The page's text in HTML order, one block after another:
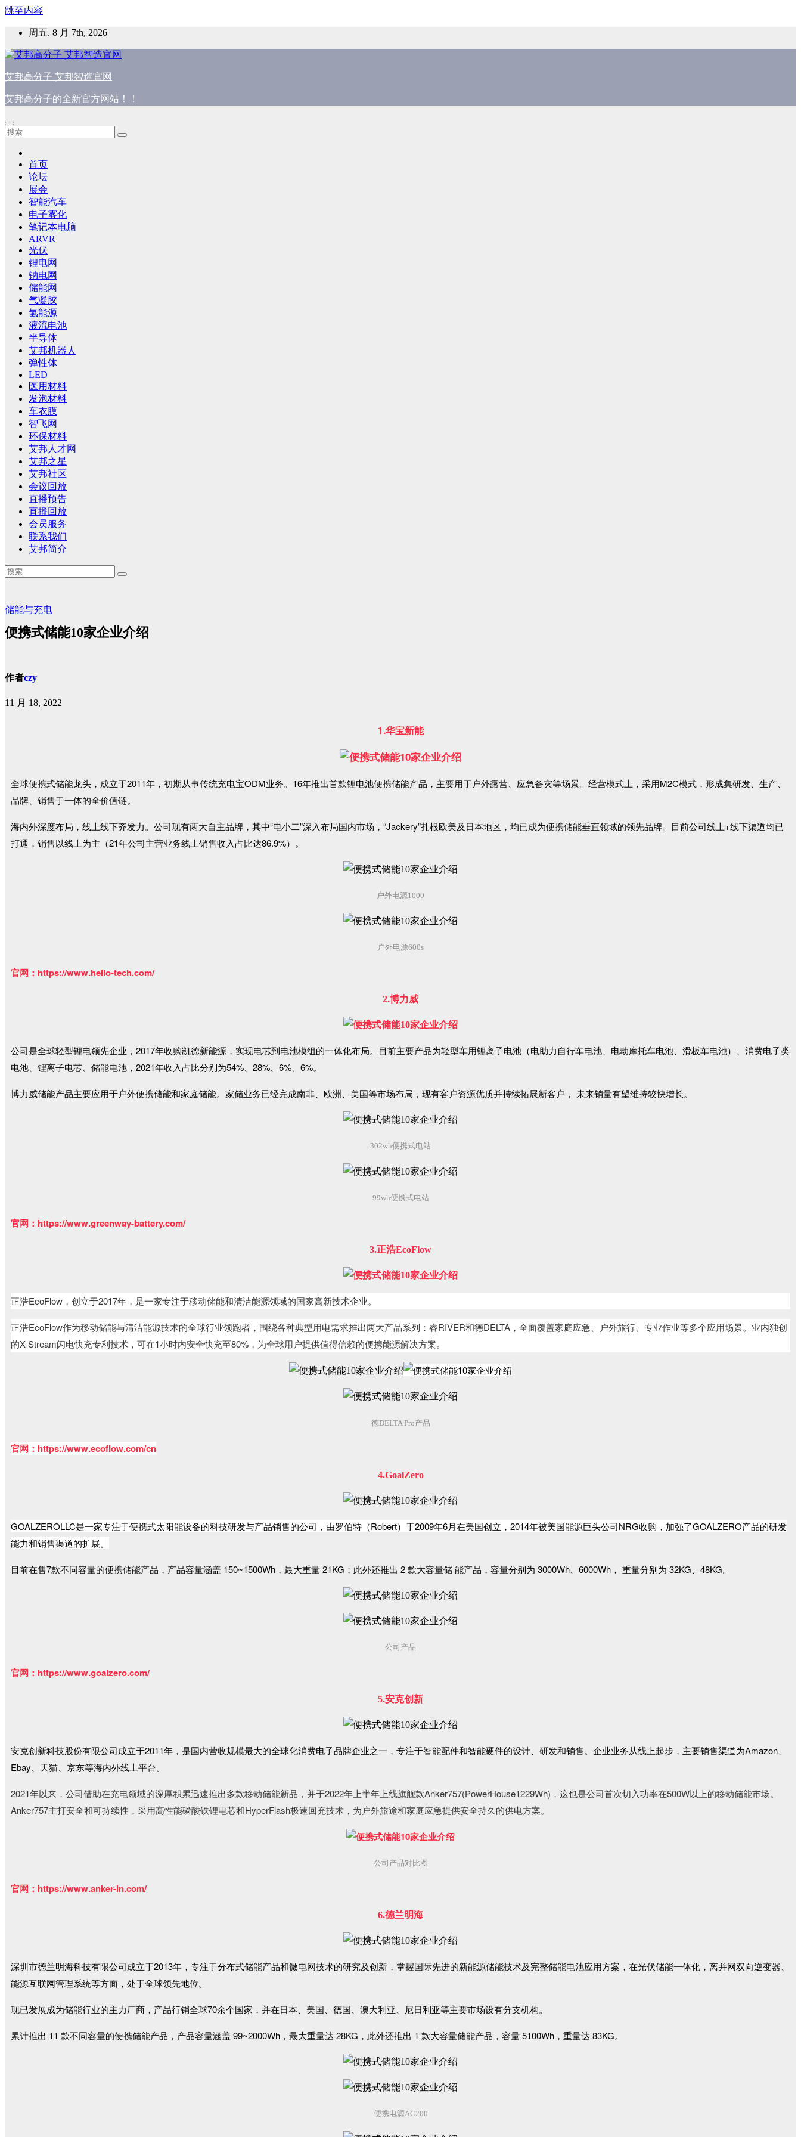
跳至内容
周五. 8 月 7th, 2026
艾邦高分子 艾邦智造官网
艾邦高分子的全新官方网站！！
首页
论坛
展会
智能汽车
电子雾化
笔记本电脑
ARVR
光伏
锂电网
钠电网
储能网
气凝胶
氢能源
液流电池
半导体
艾邦机器人
弹性体
LED
医用材料
发泡材料
车衣膜
智飞网
环保材料
艾邦人才网
艾邦之星
艾邦社区
会议回放
直播预告
直播回放
会员服务
联系我们
艾邦简介
储能与充电
便携式储能10家企业介绍
作者czy
11 月 18, 2022
1.华宝新能
全球便携式储能龙头，成立于2011年，初期从事传统充电宝ODM业务。16年推出首款锂电池便携储能产品，主要用于户外露营、应急备灾等场景。经营模式上，采用M2C模式，形成集研发、生产、
品牌、销售于一体的全价值链。
海内外深度布局，线上线下齐发力。公司现有两大自主品牌，其中“电小二”深入布局国内市场，“Jackery”扎根欧美及日本地区，均已成为便携储能垂直领域的领先品牌。目前公司线上+线下渠道均已
打通，销售以线上为主（21年公司主营业务线上销售收入占比达86.9%）。
户外电源1000
户外电源600s
官网：https://www.hello-tech.com/
2.博力威
公司是全球轻型锂电领先企业，2017年收购凯德新能源，实现电芯到电池模组的一体化布局。目前主要产品为轻型车用锂离子电池（电助力自行车电池、电动摩托车电池、滑板车电池）、消费电子类
电池、锂离子电芯、储能电池，2021年收入占比分别为54%、28%、6%、6%。
博力威储能产品主要应用于户外便携储能和家庭储能。家储业务已经完成南非、欧洲、美国等市场布局，现有客户资源优质并持续拓展新客户， 未来销量有望维持较快增长。
302wh便携式电站
99wh便携式电站
官网 ：https://www.greenway-battery.com/
3.正浩EcoFlow
正浩EcoFlow，创立于2017年，是一家专注于移动储能和清洁能源领域的国家高新技术企业。
正浩EcoFlow作为移动储能与清洁能源技术的全球行业领跑者，围绕各种典型用电需求推出两大产品系列：睿RIVER和德DELTA，全面覆盖家庭应急、户外旅行、专业作业等多个应用场景。业内独创
的X-Stream闪电快充专利技术，可在1小时内安全快充至80%，为全球用户提供值得信赖的便携能源解决方案。
德DELTA Pro产品
官网：https://www.ecoflow.com/cn
4.GoalZero
GOALZEROLLC是一家专注于便携式太阳能设备的科技研发与产品销售的公司，由罗伯特（Robert）于2009年6月在美国创立，2014年被美国能源巨头公司NRG收购，加强了GOALZERO产品的研发
能力和销售渠道的扩展。
目前在售7款不同容量的便携储能产品，产品容量涵盖 150~1500Wh，最大重量 21KG；此外还推出 2 款大容量储 能产品，容量分别为 3000Wh、6000Wh， 重量分别为 32KG、48KG。
公司产品
官网：https://www.goalzero.com/
5.安克创新
安克创新科技股份有限公司成立于2011年，是国内营收规模最大的全球化消费电子品牌企业之一，专注于智能配件和智能硬件的设计、研发和销售。企业业务从线上起步，主要销售渠道为Amazon、
Ebay、天猫、京东等海内外线上平台。
2021年以来，公司借助在充电领域的深厚积累迅速推出多款移动储能新品，并于2022年上半年上线旗舰款Anker757(PowerHouse1229Wh)，这也是公司首次切入功率在500W以上的移动储能市场。
Anker757主打安全和可持续性，采用高性能磷酸铁锂电芯和HyperFlash极速回充技术，为户外旅途和家庭应急提供安全持久的供电方案。
公司产品对比图
官网：https://www.anker-in.com/
6.德兰明海
深圳市德兰明海科技有限公司成立于2013年，专注于分布式储能产品和微电网技术的研究及创新，掌握国际先进的新能源储能技术及完整储能电池应用方案，在光伏储能一体化，离并网双向逆变器、
能源互联网管理系统等方面，处于全球领先地位。
现已发展成为储能行业的主力厂商，产品行销全球70余个国家，并在日本、美国、德国、澳大利亚、尼日利亚等主要市场设有分支机构。
累计推出 11 款不同容量的便携储能产品，产品容量涵盖 99~2000Wh，最大重量达 28KG，此外还推出 1 款大容量储能产品，容量 5100Wh，重量达 83KG。
便携电源AC200